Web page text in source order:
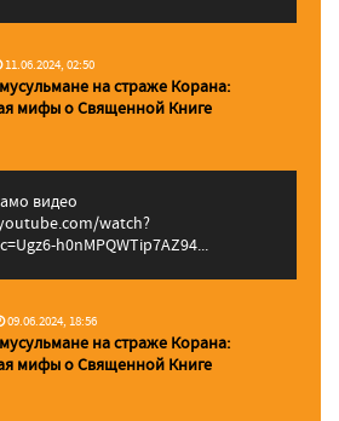
11.06.2024, 02:50
на страже Корана:
мифы о Священной Книге
видео
watch?
h0nMPQWTip7AZ94...
09.06.2024, 18:56
на страже Корана:
мифы о Священной Книге